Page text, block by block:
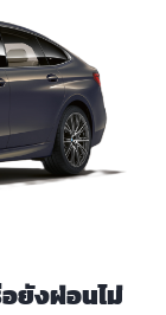
ยังผ่อนไม่